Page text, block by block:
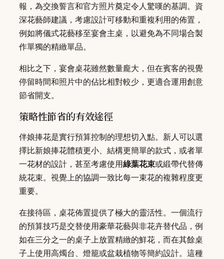
報，為交換誓言和官方照片奠定令人驚嘆的基調。資
深花藝師建議，考慮設計可移動和重複利用的佈置，
例如將儀式花藝移至宴會主桌，以避免為不同場合製
作單獨的精緻單品。
相比之下，宴會桌花雖然數量龐大，但在賓客的視覺
停留時間和照片中的佔比相對較少，更適合運用創意
節省開支。
策略性節省的有效途徑
伴娘捧花是實行預算控制的理想切入點。新人可以選
擇比新娘捧花體積更小、結構更簡單的款式，或者單
一花材的設計，甚至考慮使用綠葉花束或緞帶代替傳
統花束。視覺上的協調一致比每一束花的複雜程度更
重要。
在接待區，桌花佈置提供了極大的靈活性。一個流行
的預算技巧是交替使用豪華花藝與非花卉替代品，例
如在三分之一的桌子上放置精緻的鮮花，而在其餘桌
子上使用高燭台、燈籠或盆栽植物等簡約設計。這種